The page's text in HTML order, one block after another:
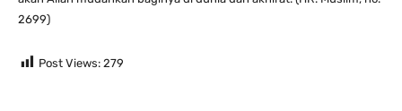
2699)
Post Views: 279